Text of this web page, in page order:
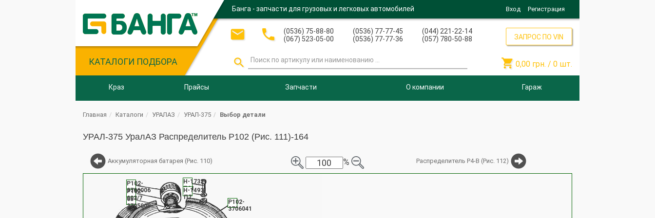
КАТАЛОГИ ПОДБОРА
Банга - запчасти для грузовых и легковых автомобилей Вход Регистрация
 
(0536) 75-88-80
(067) 523-05-00
(0536) 77-77-45
(0536) 77-77-36
(044) 221-22-14
(057) 780-50-88

ЗАПРОС ПО VIN
 0,00 грн. / 0 шт.
Краз Прайсы Запчасти О компании Гараж
Главная Каталоги УРАЛАЗ УРАЛ-375 Выбор детали
УРАЛ-375 УралАЗ Распределитель Р102 (Рис. 111)-164
Аккумуляторная батарея (Рис. 110) % Распределитель Р4-В (Рис. 112)
Р102-
3706041
65-
3705009
Р102-
003/7
Р102-
3706006
Н-1732-
П21
Н-1493-
П7